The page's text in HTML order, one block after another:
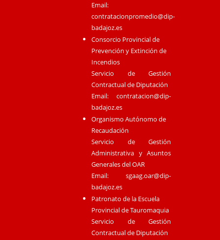
Email:
contratacionpromedio@dip-
badajoz.es
Consorcio Provincial de
Prevención y Extinción de
Incendios
Servicio de Gestión
Contractual de Diputación
Email:contratacion@dip-
badajoz.es
Organismo Autónomo de
Recaudación
Servicio de Gestión
Administrativa y Asuntos
Generales del OAR
Email:sgaag.oar@dip-
badajoz.es
Patronato de la Escuela
Provincial de Tauromaquia
Servicio de Gestión
Contractual de Diputación